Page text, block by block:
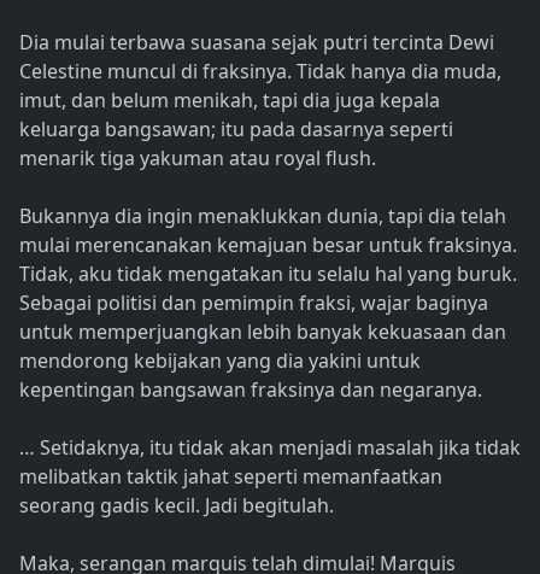
Dia mulai terbawa suasana sejak putri tercinta Dewi
Celestine muncul di fraksinya. Tidak hanya dia muda,
imut, dan belum menikah, tapi dia juga kepala
keluarga bangsawan; itu pada dasarnya seperti
menarik tiga yakuman atau royal flush.
Bukannya dia ingin menaklukkan dunia, tapi dia telah
mulai merencanakan kemajuan besar untuk fraksinya.
Tidak, aku tidak mengatakan itu selalu hal yang buruk.
Sebagai politisi dan pemimpin fraksi, wajar baginya
untuk memperjuangkan lebih banyak kekuasaan dan
mendorong kebijakan yang dia yakini untuk
kepentingan bangsawan fraksinya dan negaranya.
… Setidaknya, itu tidak akan menjadi masalah jika tidak
melibatkan taktik jahat seperti memanfaatkan
seorang gadis kecil. Jadi begitulah.
Maka, serangan marquis telah dimulai! Marquis